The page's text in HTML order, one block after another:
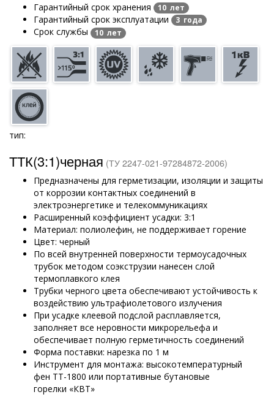
Гарантийный срок хранения 10 лет
Гарантийный срок эксплуатации 3 года
Срок службы 10 лет
тип:
ТТК(3:1)черная (ТУ 2247-021-97284872-2006)
Предназначены для герметизации, изоляции и защиты
от коррозии контактных соединений в
электроэнергетике и телекоммуникациях
Расширенный коэффициент усадки: 3:1
Материал: полиолефин, не поддерживает горение
Цвет: черный
По всей внутренней поверхности термоусадочных
трубок методом соэкструзии нанесен слой
термоплавкого клея
Трубки черного цвета обеспечивают устойчивость к
воздействию ультрафиолетового излучения
При усадке клеевой подслой расплавляется,
заполняет все неровности микрорельефа и
обеспечивает полную герметичность соединений
Форма поставки: нарезка по 1 м
Инструмент для монтажа: высокотемпературный
фен ТТ-1800 или портативные бутановые
горелки «КВТ»